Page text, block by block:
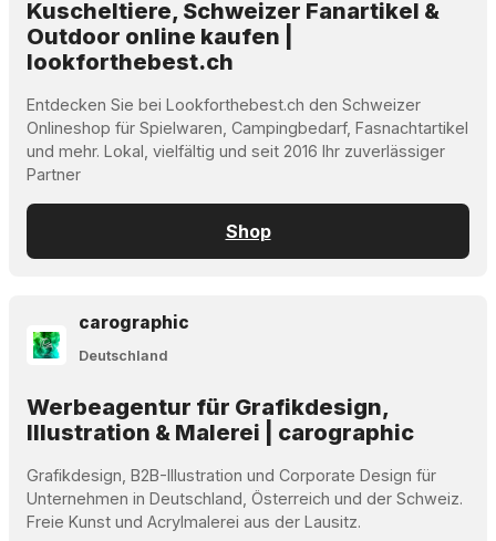
Kuscheltiere, Schweizer Fanartikel &
Outdoor online kaufen |
lookforthebest.ch
Entdecken Sie bei Lookforthebest.ch den Schweizer
Onlineshop für Spielwaren, Campingbedarf, Fasnachtartikel
und mehr. Lokal, vielfältig und seit 2016 Ihr zuverlässiger
Partner
Shop
carographic
Deutschland
Werbeagentur für Grafikdesign,
Illustration & Malerei | carographic
Grafikdesign, B2B-Illustration und Corporate Design für
Unternehmen in Deutschland, Österreich und der Schweiz.
Freie Kunst und Acrylmalerei aus der Lausitz.